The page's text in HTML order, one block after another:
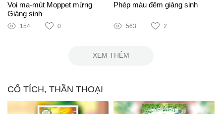
Voi ma-mút Moppet mừng
Giáng sinh
154 0
Phép màu đêm giáng sinh
563 2
XEM THÊM
CỔ TÍCH, THẦN THOẠI